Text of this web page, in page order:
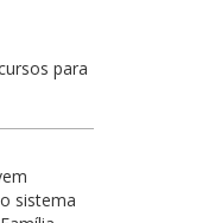
para
sistema